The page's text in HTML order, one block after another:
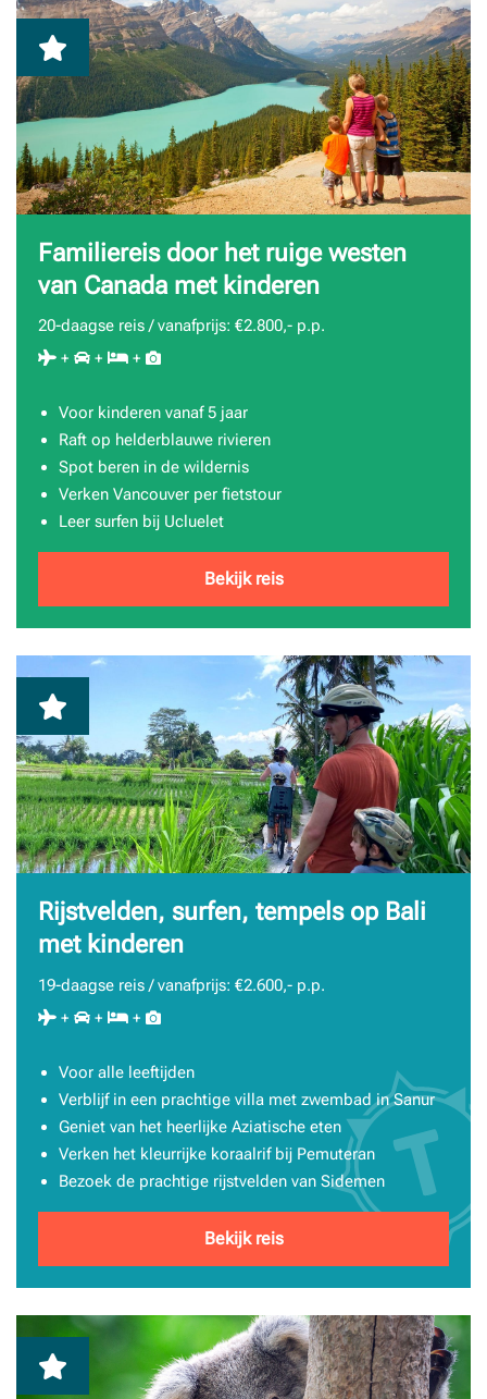
Familiereis door het ruige westen
van Canada met kinderen
20-daagse reis / vanafprijs: €2.800,- p.p.
+
+ +
Voor kinderen vanaf 5 jaar
Raft op helderblauwe rivieren
Spot beren in de wildernis
Verken Vancouver per fietstour
Leer surfen bij Ucluelet
Bekijk reis
Rijstvelden, surfen, tempels op Bali
met kinderen
19-daagse reis / vanafprijs: €2.600,- p.p.
+
+ +
Voor alle leeftijden
Verblijf in een prachtige villa met zwembad in Sanur
Geniet van het heerlijke Aziatische eten
Verken het kleurrijke koraalrif bij Pemuteran
Bezoek de prachtige rijstvelden van Sidemen
Bekijk reis